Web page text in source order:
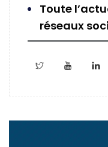
Toute
réseaux